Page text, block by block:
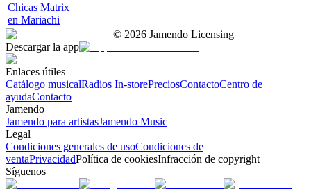
Chicas Matrix
en Mariachi
© 2026 Jamendo Licensing
Descargar la app
Enlaces útiles
Catálogo musicalRadios In-storePreciosContactoCentro de
ayudaContacto
Jamendo
Jamendo para artistasJamendo Music
Legal
Condiciones generales de usoCondiciones de
ventaPrivacidadPolítica de cookiesInfracción de copyright
Síguenos